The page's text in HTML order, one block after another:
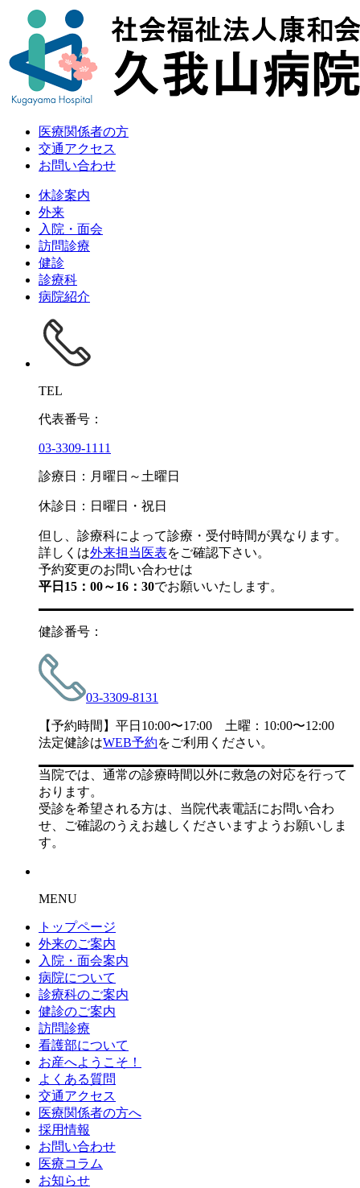
医療関係者の方
交通アクセス
お問い合わせ
休診案内
外来
入院・面会
訪問診療
健診
診療科
病院紹介
TEL
代表番号：
03-3309-1111
診療日：月曜日～土曜日
休診日：日曜日・祝日
但し、診療科によって診療・受付時間が異なります。
詳しくは外来担当医表をご確認下さい。
予約変更のお問い合わせは
平日15：00～16：30でお願いいたします。
健診番号：
03-3309-8131
【予約時間】平日10:00〜17:00 土曜：10:00〜12:00
法定健診はWEB予約をご利用ください。
当院では、通常の診療時間以外に救急の対応を行って
おります。
受診を希望される方は、当院代表電話にお問い合わ
せ、ご確認のうえお越しくださいますようお願いしま
す。
MENU
トップページ
外来のご案内
入院・面会案内
病院について
診療科のご案内
健診のご案内
訪問診療
看護部について
お産へようこそ！
よくある質問
交通アクセス
医療関係者の方へ
採用情報
お問い合わせ
医療コラム
お知らせ